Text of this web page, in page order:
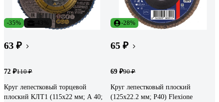
-35%
63 ₽
72 ₽110 ₽
Круг лепестковый торцевой
плоский КЛТ1 (115х22 мм; А 40;
-28%
65 ₽
69 ₽90 ₽
Круг лепестковый плоский
(125х22.2 мм; Р40) Flexione